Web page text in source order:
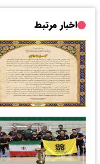
اخبار مرتبط